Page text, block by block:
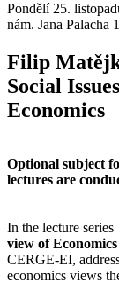
Pondělí 25.
nám. Jana Palacha
Filip
Social
Economics
Optional subject
lectures are
In the lecture series
view of
CERGE-EI,
economics views